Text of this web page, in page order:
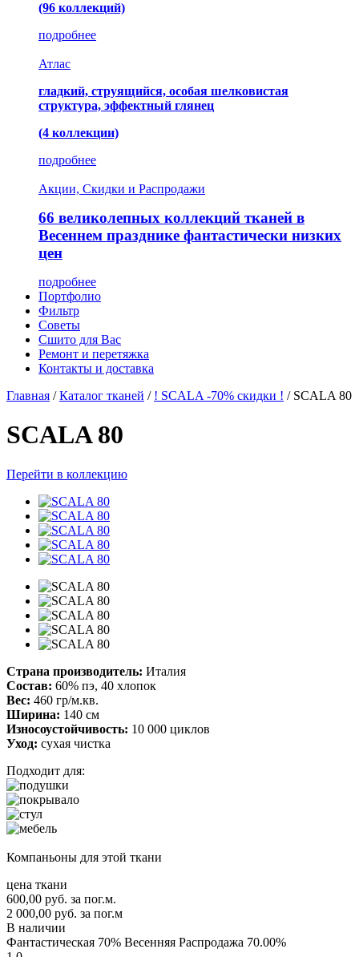
(96 коллекций)
подробнее
Атлас
гладкий, струящийся, особая шелковистая
структура, эффектный глянец
(4 коллекции)
подробнее
Акции, Скидки и Распродажи
66 великолепных коллекций тканей в
Весеннем празднике фантастически низких
цен
подробнее
Портфолио
Фильтр
Советы
Сшито для Вас
Ремонт и перетяжка
Контакты и доставка
Главная / Каталог тканей / ! SCALA -70% скидки ! / SCALA 80
SCALA 80
Перейти в коллекцию
Страна производитель: Италия
Состав: 60% пэ, 40 хлопок
Вес: 460 гр/м.кв.
Ширина: 140 см
Износоустойчивость: 10 000 циклов
Уход: сухая чистка
Подходит для:
Компаньоны для этой ткани
цена ткани
600,00 руб. за пог.м.
2 000,00 руб. за пог.м
В наличии
Фантастическая 70% Весенняя Распродажа 70.00%